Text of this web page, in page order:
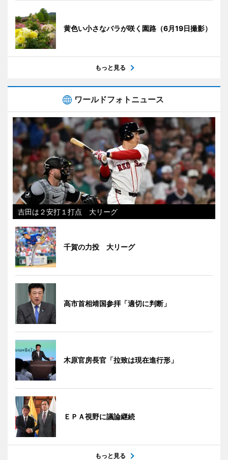
黄色い小さなバラが咲く園路（6月19日撮影）
もっと見る
ワールドフォトニュース
吉田は２安打１打点 大リーグ
千賀の力投 大リーグ
高市首相靖国参拝「適切に判断」
木原官房長官「拉致は現在進行形」
ＥＰＡ視野に議論継続
もっと見る